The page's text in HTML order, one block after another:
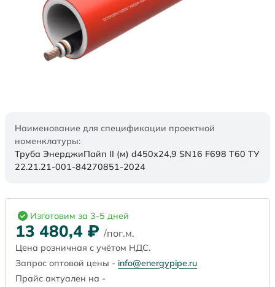
Наименование для спецификации проектной
номенклатуры:
Труба ЭнерджиПайп II (м) d450х24,9 SN16 F698 Т60 ТУ
22.21.21-001-84270851-2024
Изготовим за 3-5 дней
13 480,4 ₽ /пог.м.
Цена розничная с учётом НДС.
Запрос оптовой цены - info@energypipe.ru
Прайс актуален на -